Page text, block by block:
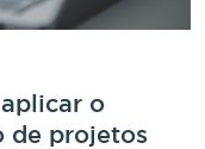
o
de projetos